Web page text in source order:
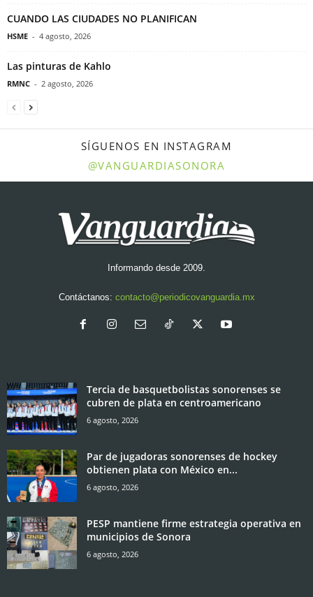
CUANDO LAS CIUDADES NO PLANIFICAN
HSME - 4 agosto, 2026
Las pinturas de Kahlo
RMNC - 2 agosto, 2026
SÍGUENOS EN INSTAGRAM
@VANGUARDIASONORA
Informando desde 2009.
Contáctanos: contacto@periodicovanguardia.mx
Tercia de basquetbolistas sonorenses se
cubren de plata en centroamericano
6 agosto, 2026
Par de jugadoras sonorenses de hockey
obtienen plata con México en...
6 agosto, 2026
PESP mantiene firme estrategia operativa en
municipios de Sonora
6 agosto, 2026